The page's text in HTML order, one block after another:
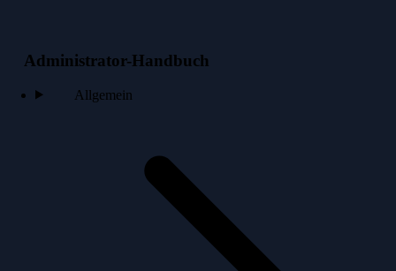
Administrator-Handbuch
Allgemein